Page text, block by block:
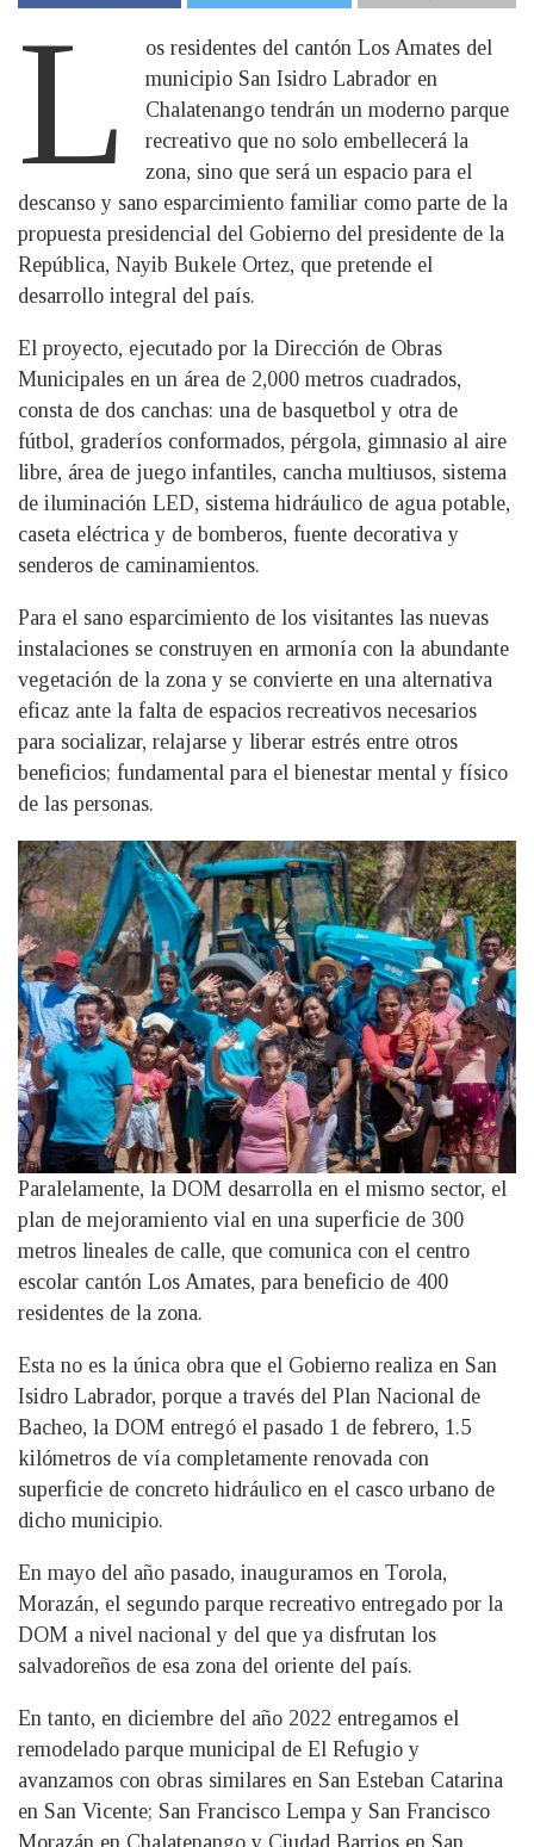
L
os residentes del cantón Los Amates del
municipio San Isidro Labrador en
Chalatenango tendrán un moderno parque
recreativo que no solo embellecerá la
zona, sino que será un espacio para el
descanso y sano esparcimiento familiar como parte de la
propuesta presidencial del Gobierno del presidente de la
República, Nayib Bukele Ortez, que pretende el
desarrollo integral del país.
El proyecto, ejecutado por la Dirección de Obras
Municipales en un área de 2,000 metros cuadrados,
consta de dos canchas: una de basquetbol y otra de
fútbol, graderíos conformados, pérgola, gimnasio al aire
libre, área de juego infantiles, cancha multiusos, sistema
de iluminación LED, sistema hidráulico de agua potable,
caseta eléctrica y de bomberos, fuente decorativa y
senderos de caminamientos.
Para el sano esparcimiento de los visitantes las nuevas
instalaciones se construyen en armonía con la abundante
vegetación de la zona y se convierte en una alternativa
eficaz ante la falta de espacios recreativos necesarios
para socializar, relajarse y liberar estrés entre otros
beneficios; fundamental para el bienestar mental y físico
de las personas.
Paralelamente, la DOM desarrolla en el mismo sector, el
plan de mejoramiento vial en una superficie de 300
metros lineales de calle, que comunica con el centro
escolar cantón Los Amates, para beneficio de 400
residentes de la zona.
Esta no es la única obra que el Gobierno realiza en San
Isidro Labrador, porque a través del Plan Nacional de
Bacheo, la DOM entregó el pasado 1 de febrero, 1.5
kilómetros de vía completamente renovada con
superficie de concreto hidráulico en el casco urbano de
dicho municipio.
En mayo del año pasado, inauguramos en Torola,
Morazán, el segundo parque recreativo entregado por la
DOM a nivel nacional y del que ya disfrutan los
salvadoreños de esa zona del oriente del país.
En tanto, en diciembre del año 2022 entregamos el
remodelado parque municipal de El Refugio y
avanzamos con obras similares en San Esteban Catarina
en San Vicente; San Francisco Lempa y San Francisco
Morazán en Chalatenango y Ciudad Barrios en San